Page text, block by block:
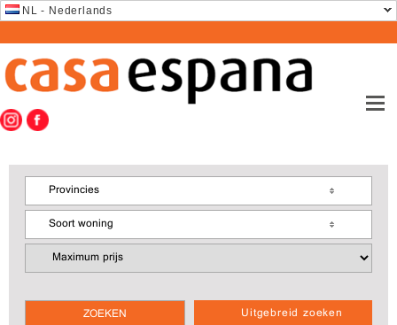
NL - Nederlands
Uitgebreid zoeken
Provincies
Soort woning